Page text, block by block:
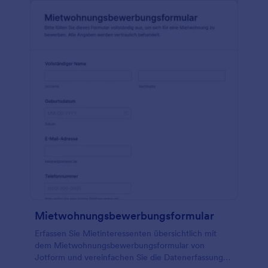
Mietwohnungsbewerbungsformular
Erfassen Sie Mietinteressenten übersichtlich mit
dem Mietwohnungsbewerbungsformular von
Jotform und vereinfachen Sie die Datenerfassung